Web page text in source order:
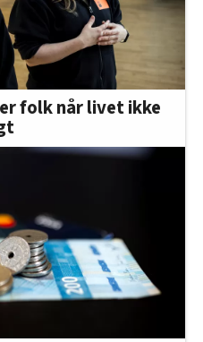
folk når livet ikke